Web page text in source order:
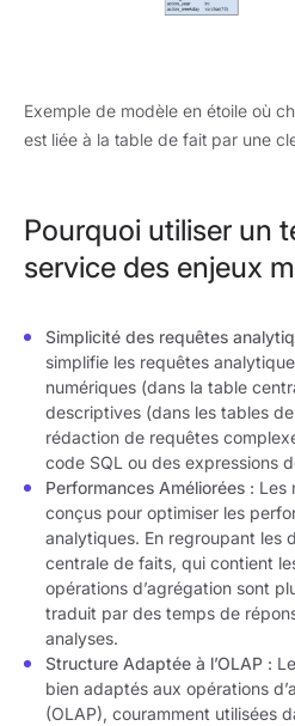
Exemple de modèle en étoile où
est liée à la table de fait par une
Pourquoi utiliser un
service des enjeux
Simplicité des requêtes
simplifie les requêtes
numériques (dans la table
descriptives (dans les tables
rédaction de requêtes
code SQL ou des expressions
Performances Améliorées : Les
conçus pour optimiser les
analytiques. En regroupant les
centrale de faits, qui contient
opérations d’agrégation sont
traduit par des temps de
analyses.
Structure Adaptée à l’OLAP :
bien adaptés aux opérations
(OLAP), couramment utilisées